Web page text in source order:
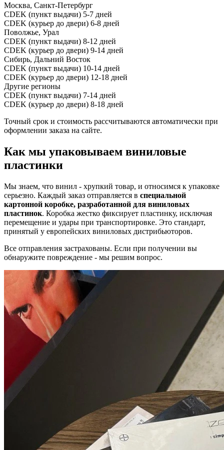
Москва, Санкт-Петербург
CDEK (пункт выдачи) 5-7 дней
CDEK (курьер до двери) 6-8 дней
Поволжье, Урал
CDEK (пункт выдачи) 8-12 дней
CDEK (курьер до двери) 9-14 дней
Сибирь, Дальний Восток
CDEK (пункт выдачи) 10-14 дней
CDEK (курьер до двери) 12-18 дней
Другие регионы
CDEK (пункт выдачи) 7-14 дней
CDEK (курьер до двери) 8-18 дней
Точный срок и стоимость рассчитываются автоматически при
оформлении заказа на сайте.
Как мы упаковываем виниловые
пластинки
Мы знаем, что винил - хрупкий товар, и относимся к упаковке
серьезно. Каждый заказ отправляется в специальной
картонной коробке, разработанной для виниловых
пластинок. Коробка жестко фиксирует пластинку, исключая
перемещение и удары при транспортировке. Это стандарт,
принятый у европейских виниловых дистрибьюторов.
Все отправления застрахованы. Если при получении вы
обнаружите повреждение - мы решим вопрос.